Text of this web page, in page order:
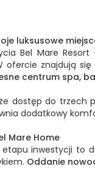
luksusowe
Bel Mare
ofercie znajdują
centrum spa,
dostęp do trzech
dodatkowy
Mare Home
inwestycji to
Oddanie